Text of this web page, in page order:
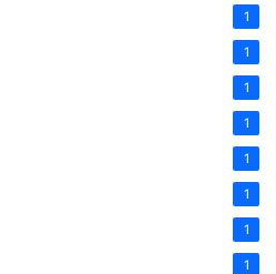
1
1
1
1
1
1
1
1